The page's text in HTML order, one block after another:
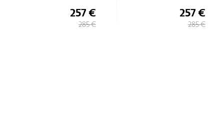
257 €
285 €
257 €
285 €